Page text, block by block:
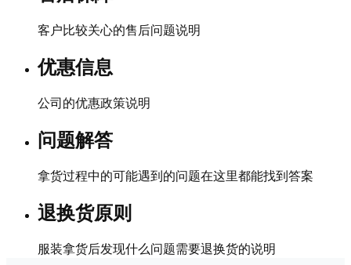
客户比较关心的售后问题说明
优惠信息
公司的优惠政策说明
问题解答
拿货过程中的可能遇到的问题在这里都能找到答案
退换货原则
服装拿货后发现什么问题需要退换货的说明